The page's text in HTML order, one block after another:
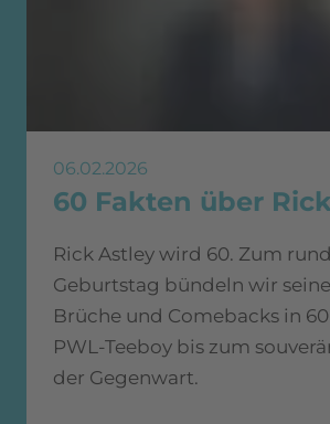
06.02.2026
60 Fakten über Rick
Rick Astley wird 60. Zum
Geburtstag bündeln wir seine
Brüche und Comebacks in
PWL-Teeboy bis zum
der Gegenwart.